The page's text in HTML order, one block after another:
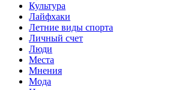
Культура
Лайфхаки
Летние виды спорта
Личный счет
Люди
Места
Мнения
Мода